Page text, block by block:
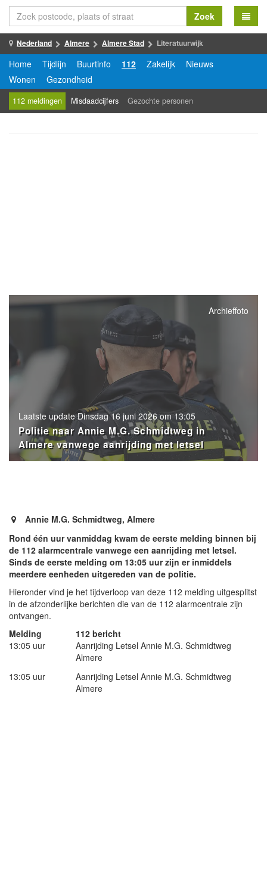
Zoek
Nederland Almere Almere Stad Literatuurwijk
Home Tijdlijn Buurtinfo 112 Zakelijk
Nieuws
Wonen
Gezondheid
112 meldingen Misdaadcijfers Gezochte personen
Archieffoto
Laatste update Dinsdag 16 juni 2026 om 13:05
Politie naar Annie M.G. Schmidtweg in
Almere vanwege aanrijding met letsel
Annie M.G. Schmidtweg, Almere
Rond één uur vanmiddag kwam de eerste melding binnen bij
de 112 alarmcentrale vanwege een aanrijding met letsel.
Sinds de eerste melding om 13:05 uur zijn er inmiddels
meerdere eenheden uitgereden van de politie.
Hieronder vind je het tijdverloop van deze 112 melding uitgesplitst
in de afzonderlijke berichten die van de 112 alarmcentrale zijn
ontvangen.
Melding
112 bericht
13:05 uur
Aanrijding Letsel Annie M.G. Schmidtweg
Almere
13:05 uur
Aanrijding Letsel Annie M.G. Schmidtweg
Almere